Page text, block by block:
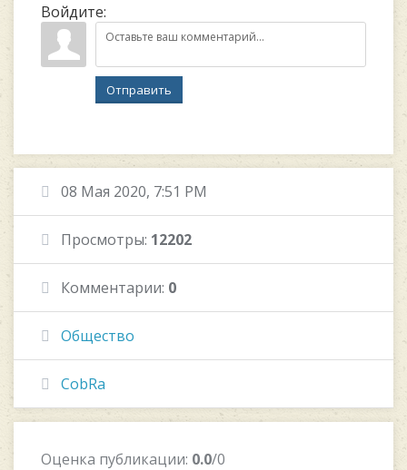
Войдите:
Отправить
08 Мая 2020, 7:51 PM
Просмотры: 12202
Комментарии: 0
Общество
CobRa
Оценка публикации: 0.0/0